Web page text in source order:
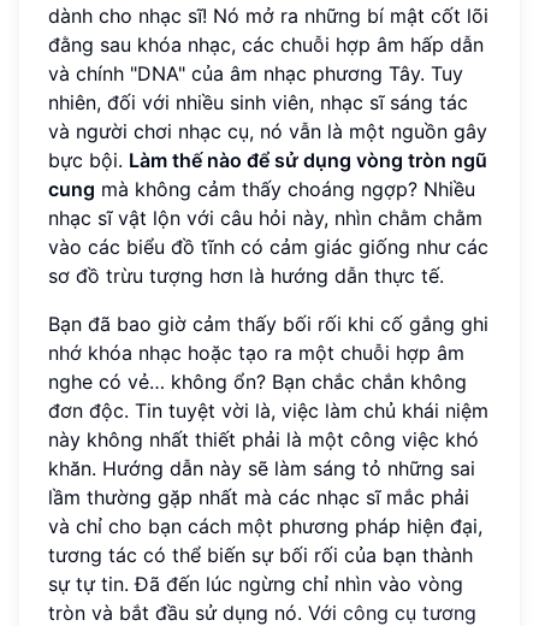
dành cho nhạc sĩ! Nó mở ra những bí mật cốt lõi
đằng sau khóa nhạc, các chuỗi hợp âm hấp dẫn
và chính "DNA" của âm nhạc phương Tây. Tuy
nhiên, đối với nhiều sinh viên, nhạc sĩ sáng tác
và người chơi nhạc cụ, nó vẫn là một nguồn gây
bực bội. Làm thế nào để sử dụng vòng tròn ngũ
cung mà không cảm thấy choáng ngợp? Nhiều
nhạc sĩ vật lộn với câu hỏi này, nhìn chằm chằm
vào các biểu đồ tĩnh có cảm giác giống như các
sơ đồ trừu tượng hơn là hướng dẫn thực tế.
Bạn đã bao giờ cảm thấy bối rối khi cố gắng ghi
nhớ khóa nhạc hoặc tạo ra một chuỗi hợp âm
nghe có vẻ… không ổn? Bạn chắc chắn không
đơn độc. Tin tuyệt vời là, việc làm chủ khái niệm
này không nhất thiết phải là một công việc khó
khăn. Hướng dẫn này sẽ làm sáng tỏ những sai
lầm thường gặp nhất mà các nhạc sĩ mắc phải
và chỉ cho bạn cách một phương pháp hiện đại,
tương tác có thể biến sự bối rối của bạn thành
sự tự tin. Đã đến lúc ngừng chỉ nhìn vào vòng
tròn và bắt đầu sử dụng nó. Với công cụ tương